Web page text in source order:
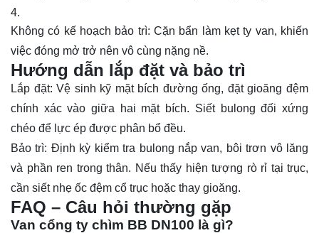
Không có kế hoạch bảo trì: Cặn bẩn làm kẹt ty van, khiến
việc đóng mở trở nên vô cùng nặng nề.
Hướng dẫn lắp đặt và bảo trì
Lắp đặt: Vệ sinh kỹ mặt bích đường ống, đặt gioăng đệm
chính xác vào giữa hai mặt bích. Siết bulong đối xứng
chéo để lực ép được phân bổ đều.
Bảo trì: Định kỳ kiểm tra bulong nắp van, bôi trơn vô lăng
và phần ren trong thân. Nếu thấy hiện tượng rò rỉ tại trục,
cần siết nhẹ ốc đệm cổ trục hoặc thay gioăng.
FAQ – Câu hỏi thường gặp
Van cổng ty chìm BB DN100 là gì?